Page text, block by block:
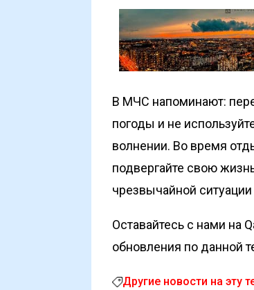
В МЧС напоминают:
погоды и не
волнении. Во время
подвергайте свою
чрезвычайной
Оставайтесь с нами на
обновления по данной
Другие новости на эту